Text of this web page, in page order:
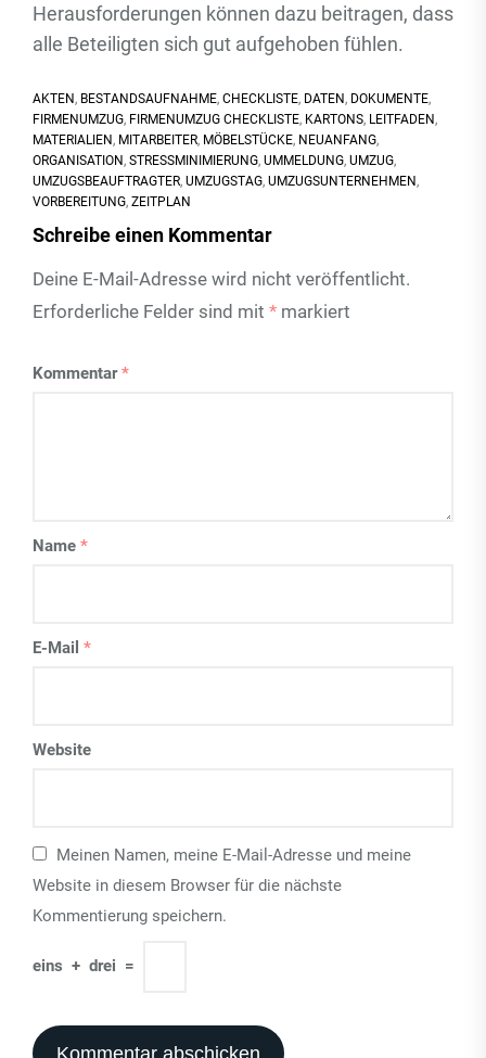
Herausforderungen können dazu beitragen, dass
alle Beteiligten sich gut aufgehoben fühlen.
AKTEN, BESTANDSAUFNAHME, CHECKLISTE, DATEN, DOKUMENTE,
FIRMENUMZUG, FIRMENUMZUG CHECKLISTE, KARTONS, LEITFADEN,
MATERIALIEN, MITARBEITER, MÖBELSTÜCKE, NEUANFANG,
ORGANISATION, STRESSMINIMIERUNG, UMMELDUNG, UMZUG,
UMZUGSBEAUFTRAGTER, UMZUGSTAG, UMZUGSUNTERNEHMEN,
VORBEREITUNG, ZEITPLAN
Schreibe einen Kommentar
Deine E-Mail-Adresse wird nicht veröffentlicht.
Erforderliche Felder sind mit * markiert
Kommentar*
Name *
E-Mail *
Website
Meinen Namen, meine E-Mail-Adresse und meine
Website in diesem Browser für die nächste
Kommentierung speichern.
eins + drei =